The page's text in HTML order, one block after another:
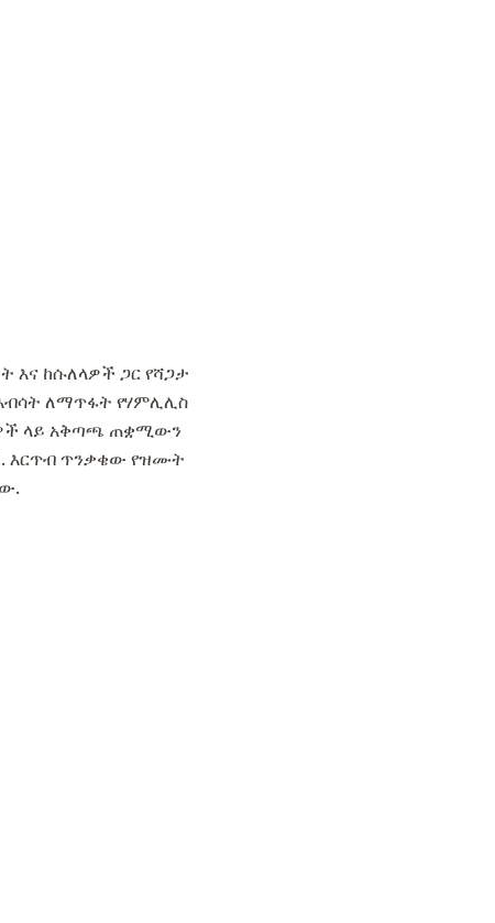
ከሱለላዎች ጋር የሻጋታ
ለማጥፋት የሃምሊሊስ
ላይ አቅጣጫ ጠቋሚውን
እርጥብ ጥንቃቄው የዝሙት